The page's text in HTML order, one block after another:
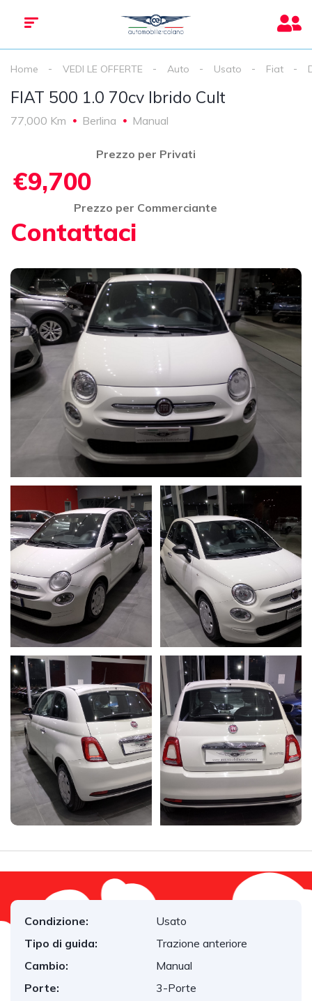
Home VEDI LE OFFERTE Auto Usato Fiat
FIAT 500 1.0 70cv Ibrido Cult
77,000 Km Berlina Manual
Prezzo per Privati
€9,700
Prezzo per Commerciante
Contattaci
Condizione:
Usato
Tipo di guida:
Trazione anteriore
Cambio:
Manual
Porte:
3-Porte